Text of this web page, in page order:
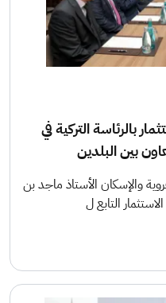
بالرئاسة التركية في
بين البلدين
والإسكان الأستاذ ماجد بن
التابع ل